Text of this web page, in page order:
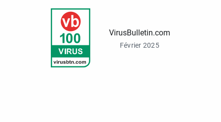
VirusBulletin.com
Février 2025